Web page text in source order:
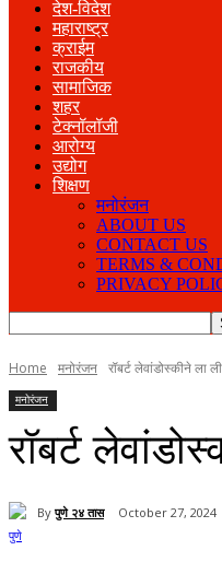
देश-विदेश
महाराष्ट्र
क्राईम
राजकीय
सामाजिक
शहर
टेक्नॉलॉजी
आरोग्य
उद्योग
शिक्षण
मनोरंजन
ABOUT US
CONTACT US
TERMS &
PRIVACY
Home मनोरंजन रॉबर्ट लेवांडोस्कीने ला
मनोरंजन
रॉबर्ट
By पुणे २४ तास October 27, 2024